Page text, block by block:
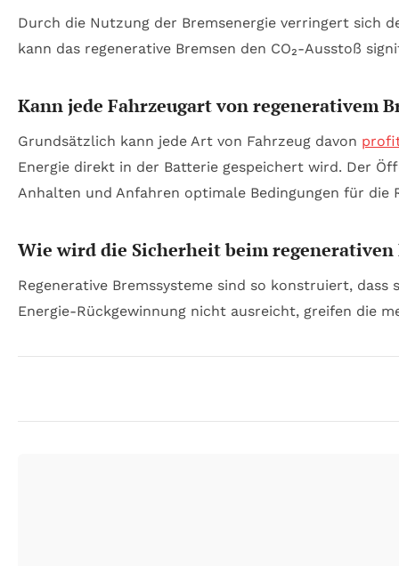
Durch die Nutzung der Bremsenergie verringert sich
kann das regenerative Bremsen den CO₂-Ausstoß
Kann jede Fahrzeugart von regenerativem
Grundsätzlich kann jede Art von Fahrzeug davon
Energie direkt in der Batterie gespeichert wird. Der
Anhalten und Anfahren optimale Bedingungen für die
Wie wird die Sicherheit beim regenerativen
Regenerative Bremssysteme sind so konstruiert,
Energie-Rückgewinnung nicht ausreicht, greifen die